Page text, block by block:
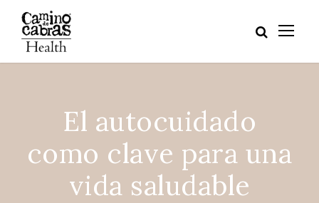
El autocuidado
como clave para una
vida saludable